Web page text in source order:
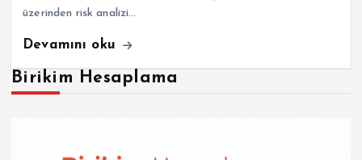
üzerinden risk analizi…
Devamını oku
Birikim Hesaplama